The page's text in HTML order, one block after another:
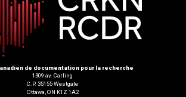
de documentation pour la recherche
1309 av. Carling
C.P. 35155 Westgate
Ottawa, ON K1Z 1A2